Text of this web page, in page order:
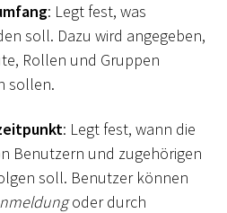
: Legt fest, was
soll. Dazu wird angegeben,
Rollen und Gruppen
sollen.
: Legt fest, wann die
Benutzern und zugehörigen
soll. Benutzer können
oder durch